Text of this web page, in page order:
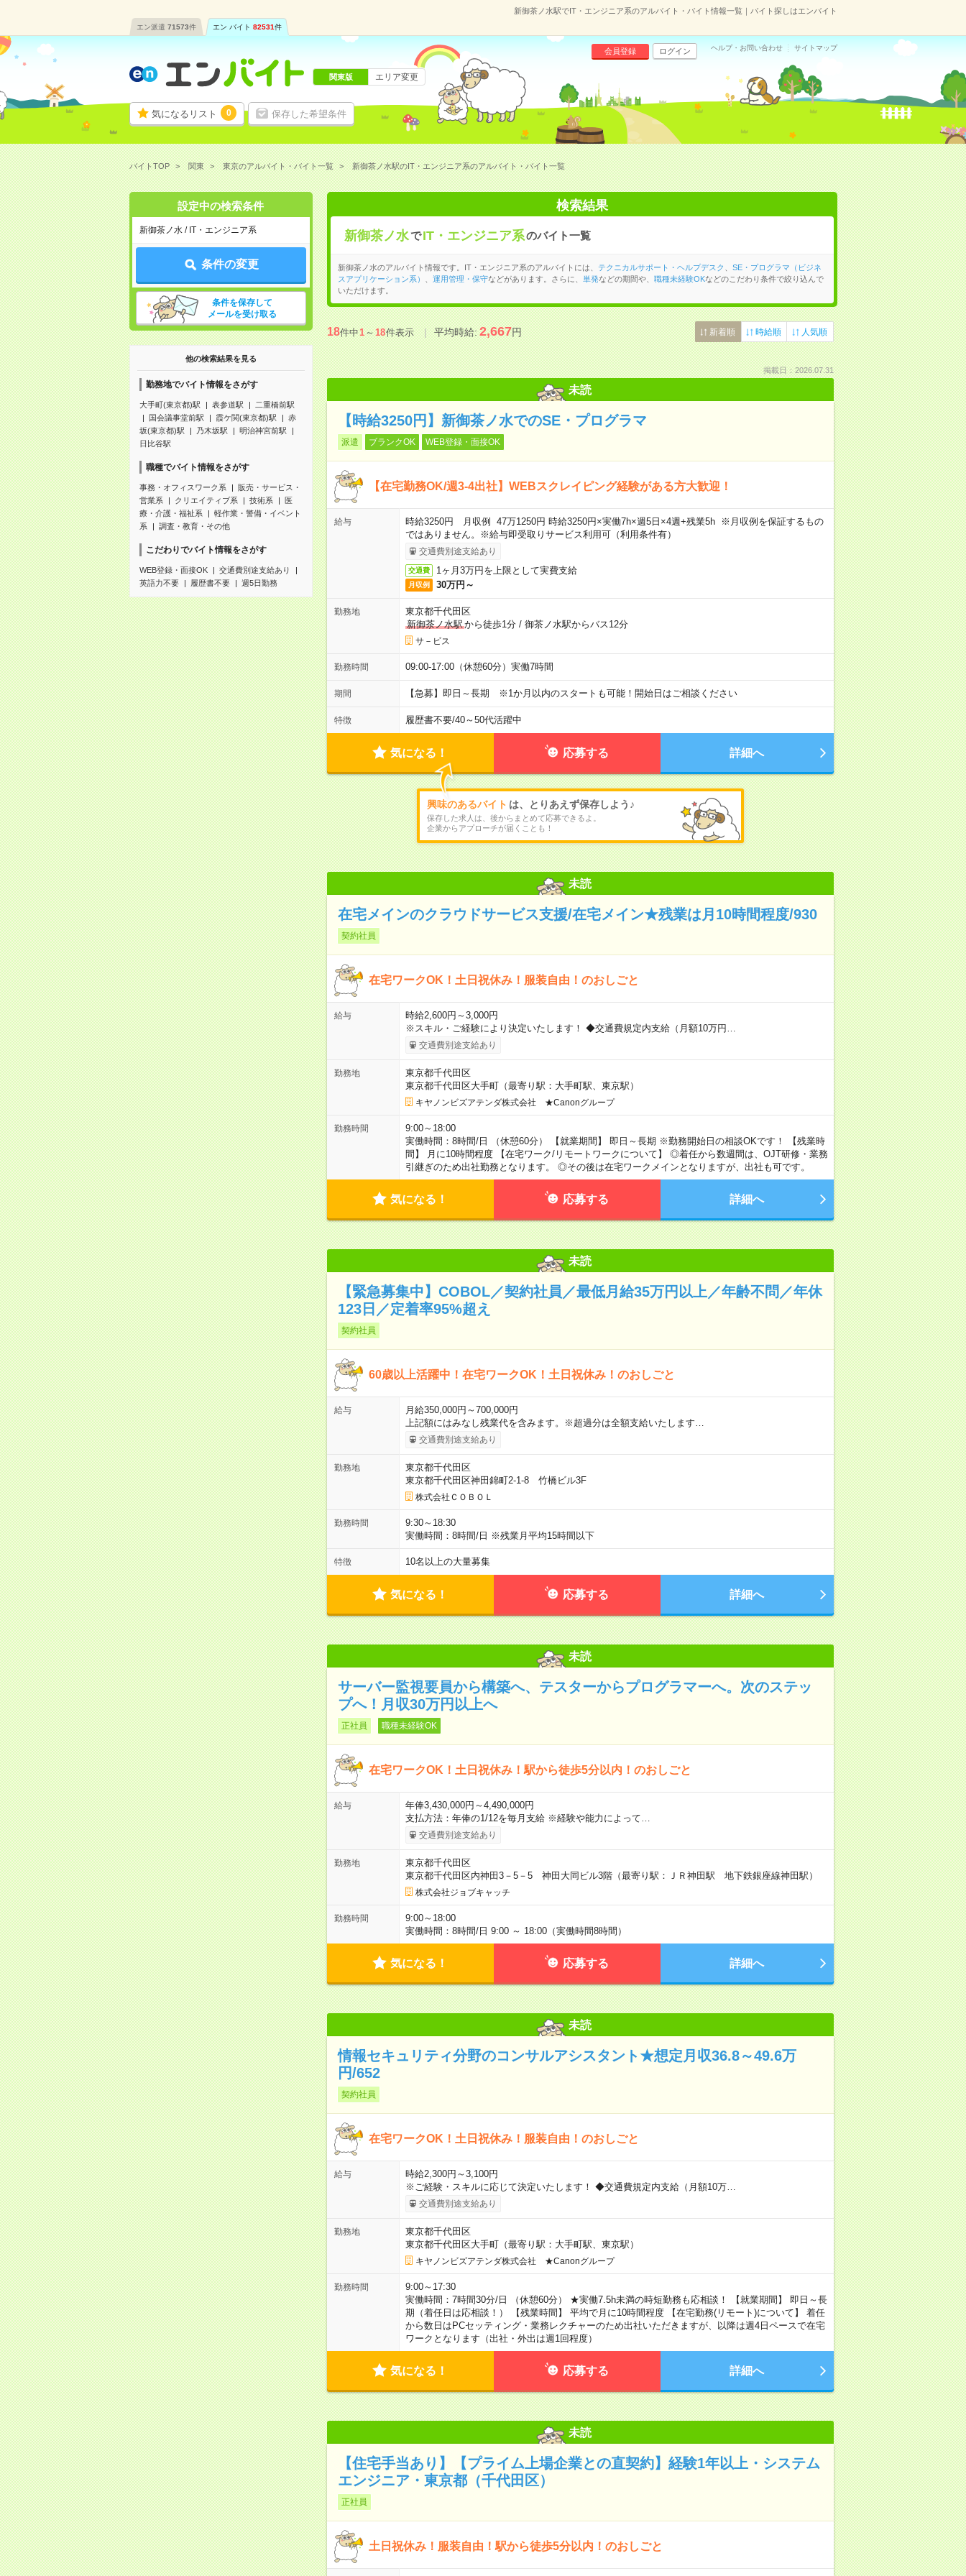
新御茶ノ水駅でIT・エンジニア系のアルバイト・バイト情報一覧｜バイト探しはエンバイト
エン派遣 71573件 エン バイト 82531件
気になるリスト 0 保存した希望条件
会員登録 ログイン ヘルプ・お問い合わせ サイトマップ
関東版 エリア変更
バイトTOP 関東 東京のアルバイト・バイト一覧 新御茶ノ水駅のIT・エンジニア系のアルバイト・バイト一覧
設定中の検索条件
新御茶ノ水 / IT・エンジニア系
条件の変更
条件を保存して
メールを受け取る
他の検索結果を見る
勤務地でバイト情報をさがす
大手町(東京都)駅 表参道駅
二重橋前駅
国会議事堂前駅
霞ケ関(東京都)駅
赤
坂(東京都)駅
乃木坂駅
明治神宮前駅
日比谷駅
職種でバイト情報をさがす
事務・オフィスワーク系
販売・サービス・
営業系
クリエイティブ系 技術系
医
療・介護・福祉系
軽作業・警備・イベント
系
調査・教育・その他
こだわりでバイト情報をさがす
WEB登録・面接OK
交通費別途支給あり
英語力不要
履歴書不要 週5日勤務
検索結果
新御茶ノ水で IT・エンジニア系のバイト一覧
新御茶ノ水のアルバイト情報です。IT・エンジニア系のアルバイトには、 テクニカルサポート・ヘルプデスク
SE・プログラマ（ビジネ
スアプリケーション系）
運用管理・保守などがあります。さらに、 単発などの期間や、 職種未経験OKなどのこだわり条件で絞り込んで
いただけます。
18件中1～18件表示 平均時給:2,667円 新着順 時給順 人気順
掲載日：2026.07.31
未読
【時給3250円】新御茶ノ水でのSE・プログラマ
派遣 ブランクOK WEB登録・面接OK
【在宅勤務OK/週3-4出社】WEBスクレイピング経験がある方大歓迎！
給与
時給3250円 月収例 47万1250円 時給3250円×実働7h×週5日×4週+残業5h ※月収例を保証するもの
ではありません。※給与即受取りサービス利用可（利用条件有）
交通費別途支給あり
交通費 1ヶ月3万円を上限として実費支給
月収例 30万円～
勤務地
東京都千代田区
新御茶ノ水駅から徒歩1分/ 御茶ノ水駅からバス12分
サ－ビス
勤務時間 09:00-17:00（休憩60分）実働7時間
期間 【急募】即日～長期 ※1か月以内のスタートも可能！開始日はご相談ください
特徴 履歴書不要/40～50代活躍中
気になる！ 応募する 詳細へ
興味のあるバイト は、とりあえず保存しよう♪
保存した求人は、後からまとめて応募できるよ。
企業からアプローチが届くことも！
未読
在宅メインのクラウドサービス支援/在宅メイン★残業は月10時間程度/930
契約社員
在宅ワークOK！土日祝休み！服装自由！のおしごと
給与
時給2,600円～3,000円
※スキル・ご経験により決定いたします！ ◆交通費規定内支給（月額10万円…
交通費別途支給あり
勤務地
東京都千代田区
東京都千代田区大手町（最寄り駅：大手町駅、東京駅）
キヤノンビズアテンダ株式会社 ★Canonグループ
勤務時間
9:00～18:00
実働時間：8時間/日 （休憩60分） 【就業期間】 即日～長期 ※勤務開始日の相談OKです！ 【残業時
間】 月に10時間程度 【在宅ワーク/リモートワークについて】 ◎着任から数週間は、OJT研修・業務
引継ぎのため出社勤務となります。 ◎その後は在宅ワークメインとなりますが、出社も可です。
気になる！ 応募する 詳細へ
未読
【緊急募集中】COBOL／契約社員／最低月給35万円以上／年齢不問／年休
123日／定着率95%超え
契約社員
60歳以上活躍中！在宅ワークOK！土日祝休み！のおしごと
給与
月給350,000円～700,000円
上記額にはみなし残業代を含みます。※超過分は全額支給いたします…
交通費別途支給あり
勤務地
東京都千代田区
東京都千代田区神田錦町2-1-8 竹橋ビル3F
株式会社ＣＯＢＯＬ
勤務時間
9:30～18:30
実働時間：8時間/日 ※残業月平均15時間以下
特徴 10名以上の大量募集
気になる！ 応募する 詳細へ
未読
サーバー監視要員から構築へ、テスターからプログラマーへ。次のステッ
プへ！月収30万円以上へ
正社員 職種未経験OK
在宅ワークOK！土日祝休み！駅から徒歩5分以内！のおしごと
給与
年俸3,430,000円～4,490,000円
支払方法：年俸の1/12を毎月支給 ※経験や能力によって…
交通費別途支給あり
勤務地
東京都千代田区
東京都千代田区内神田3－5－5 神田大同ビル3階（最寄り駅：ＪＲ神田駅 地下鉄銀座線神田駅）
株式会社ジョブキャッチ
勤務時間
9:00～18:00
実働時間：8時間/日 9:00 ～ 18:00（実働時間8時間）
気になる！ 応募する 詳細へ
未読
情報セキュリティ分野のコンサルアシスタント★想定月収36.8～49.6万
円/652
契約社員
在宅ワークOK！土日祝休み！服装自由！のおしごと
給与
時給2,300円～3,100円
※ご経験・スキルに応じて決定いたします！ ◆交通費規定内支給（月額10万…
交通費別途支給あり
勤務地
東京都千代田区
東京都千代田区大手町（最寄り駅：大手町駅、東京駅）
キヤノンビズアテンダ株式会社 ★Canonグループ
勤務時間
9:00～17:30
実働時間：7時間30分/日 （休憩60分） ★実働7.5h未満の時短勤務も応相談！ 【就業期間】 即日～長
期（着任日は応相談！） 【残業時間】 平均で月に10時間程度 【在宅勤務(リモート)について】 着任
から数日はPCセッティング・業務レクチャーのため出社いただきますが、以降は週4日ペースで在宅
ワークとなります（出社・外出は週1回程度）
気になる！ 応募する 詳細へ
未読
【住宅手当あり】【プライム上場企業との直契約】経験1年以上・システム
エンジニア・東京都（千代田区）
正社員
土日祝休み！服装自由！駅から徒歩5分以内！のおしごと